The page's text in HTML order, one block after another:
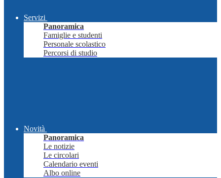
Servizi
Panoramica
Famiglie e studenti
Personale scolastico
Percorsi di studio
Novità
Panoramica
Le notizie
Le circolari
Calendario eventi
Albo online